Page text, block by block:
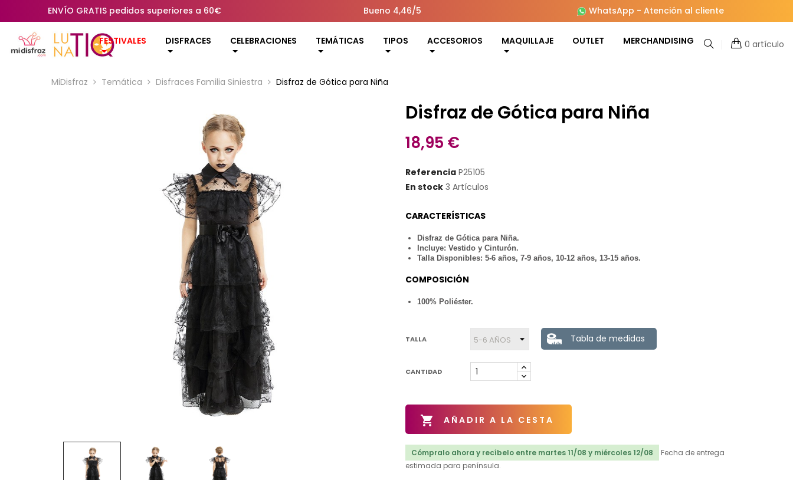
ENVÍO GRATIS pedidos superiores a 60€ Bueno 4,46/5 WhatsApp - Atención al cliente
FESTIVALES DISFRACES CELEBRACIONES TEMÁTICAS TIPOS ACCESORIOS MAQUILLAJE OUTLET MERCHANDISING 0 artículo
MiDisfraz Temática Disfraces Familia Siniestra Disfraz de Gótica para Niña
Disfraz de Gótica para Niña
18,95 €
Referencia P25105
En stock 3 Artículos
CARACTERÍSTICAS
Disfraz de Gótica para Niña.
Incluye: Vestido y Cinturón.
Talla Disponibles: 5-6 años, 7-9 años, 10-12 años, 13-15 años.
COMPOSICIÓN
100% Poliéster.
TALLA Tabla de medidas
CANTIDAD
 AÑADIR A LA CESTA
Cómpralo ahora y recíbelo entre martes 11/08 y miércoles 12/08
Fecha de entrega
estimada para península.